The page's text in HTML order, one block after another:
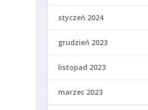
styczeń 2024
grudzień 2023
listopad 2023
marzec 2023